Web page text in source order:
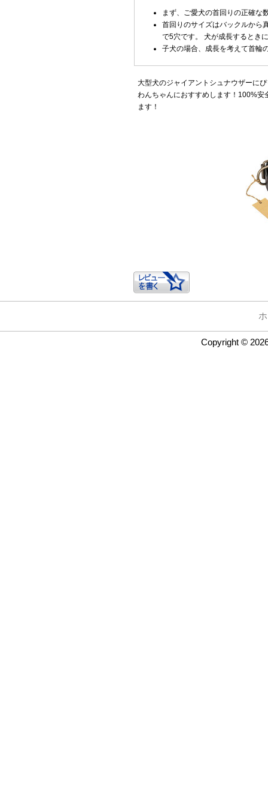
まず、ご愛犬の首回りの正確な
首回りのサイズはバックルから
で5穴です。 犬が成長するとき
子犬の場合、成長を考えて首輪
大型犬のジャイアントシュナウザーに
わんちゃんにおすすめします！100%
ます！
Copyright ©